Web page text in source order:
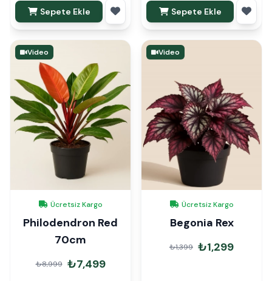
Sepete Ekle Sepete Ekle
Video
Ücretsiz Kargo
Philodendron Red
70cm
₺8,999 ₺7,499
Video
Ücretsiz Kargo
Begonia Rex
₺1,399 ₺1,299